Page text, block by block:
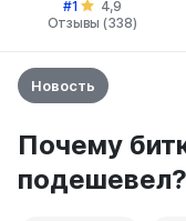
#1
4,9
Отзывы (338)
Новость
Почему
подешевел?